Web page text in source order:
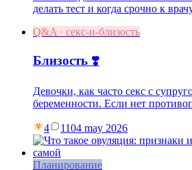
делать тест и когда срочно к
Q&A · секс-и-близость
Близость ❣️
Девочки, как часто секс с
беременности. Если нет
4 1104 may 2026
Планирование